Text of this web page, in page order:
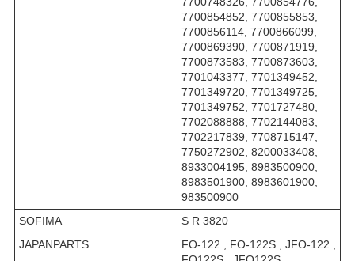
7700854852, 7700855853,
7700856114, 7700866099,
7700869390, 7700871919,
7700873583, 7700873603,
7701043377, 7701349452,
7701349720, 7701349725,
7701349752, 7701727480,
7702088888, 7702144083,
7702217839, 7708715147,
7750272902, 8200033408,
8933004195, 8983500900,
8983501900, 8983601900,
983500900
SOFIMA
S R 3820
JAPANPARTS
FO-122 , FO-122S , JFO-122 ,